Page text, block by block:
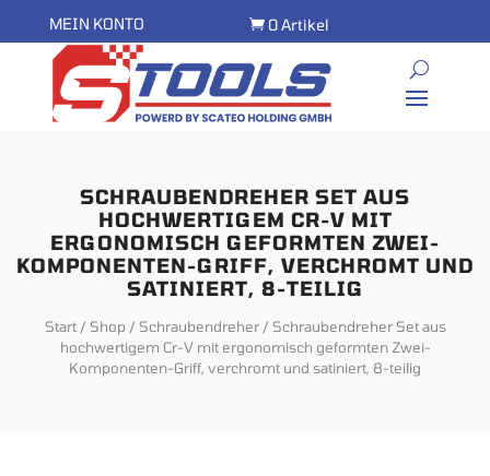
MEIN KONTO  0 Artikel
SCHRAUBENDREHER SET AUS
HOCHWERTIGEM CR-V MIT
ERGONOMISCH GEFORMTEN ZWEI-
KOMPONENTEN-GRIFF, VERCHROMT UND
SATINIERT, 8-TEILIG
Start/ Shop / Schraubendreher/ Schraubendreher Set aus
hochwertigem Cr-V mit ergonomisch geformten Zwei-
Komponenten-Griff, verchromt und satiniert, 8-teilig